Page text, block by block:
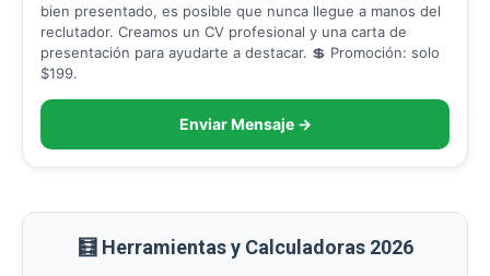
bien presentado, es posible que nunca llegue a manos del
reclutador. Creamos un CV profesional y una carta de
presentación para ayudarte a destacar. 💲 Promoción: solo
$199.
Enviar Mensaje →
🧮 Herramientas y Calculadoras 2026